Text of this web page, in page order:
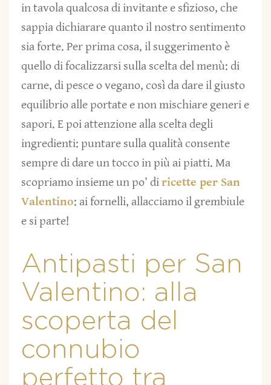
in tavola qualcosa di invitante e sfizioso, che
sappia dichiarare quanto il nostro sentimento
sia forte. Per prima cosa, il suggerimento è
quello di focalizzarsi sulla scelta del menù: di
carne, di pesce o vegano, così da dare il giusto
equilibrio alle portate e non mischiare generi e
sapori. E poi attenzione alla scelta degli
ingredienti: puntare sulla qualità consente
sempre di dare un tocco in più ai piatti. Ma
scopriamo insieme un po’ diricette per San
Valentino: ai fornelli, allacciamo il grembiule
e si parte!
Antipasti per San
Valentino: alla
scoperta del
connubio
perfetto tra